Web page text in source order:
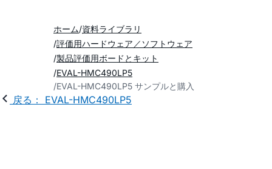
ホーム 資料ライブラリ
評価用ハードウェア／ソフトウェア
製品評価用ボードとキット
EVAL-HMC490LP5
EVAL-HMC490LP5 サンプルと購入
戻る： EVAL-HMC490LP5